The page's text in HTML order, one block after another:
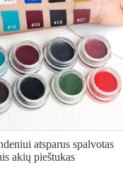
atsparus spalvotas
akių pieštukas